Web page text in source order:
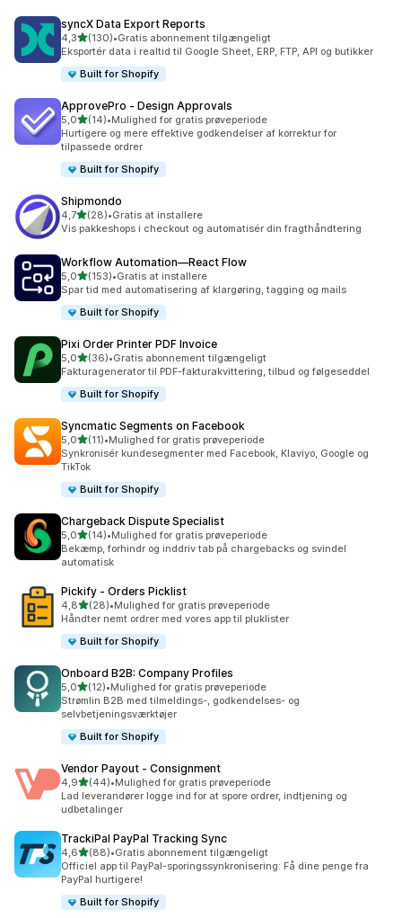
syncX Data Export Reports
4,3ud af 5 stjerner
(130)
130 anmeldelser i alt
•Gratis abonnement tilgængeligt
Eksportér data i realtid til Google Sheet, ERP, FTP, API og butikker
Built for Shopify
ApprovePro ‑ Design Approvals
5,0ud af 5 stjerner
(14)
14 anmeldelser i alt
•Mulighed for gratis prøveperiode
Hurtigere og mere effektive godkendelser af korrektur for
tilpassede ordrer
Built for Shopify
Shipmondo
4,7ud af 5 stjerner
(28)
28 anmeldelser i alt
•Gratis at installere
Vis pakkeshops i checkout og automatisér din fragthåndtering
Workflow Automation—React Flow
5,0ud af 5 stjerner
(153)
153 anmeldelser i alt
•Gratis at installere
Spar tid med automatisering af klargøring, tagging og mails
Built for Shopify
Pixi Order Printer PDF Invoice
5,0ud af 5 stjerner
(36)
36 anmeldelser i alt
•Gratis abonnement tilgængeligt
Fakturagenerator til PDF-fakturakvittering, tilbud og følgeseddel
Built for Shopify
Syncmatic Segments on Facebook
5,0ud af 5 stjerner
(11)
11 anmeldelser i alt
•Mulighed for gratis prøveperiode
Synkronisér kundesegmenter med Facebook, Klaviyo, Google og
TikTok
Built for Shopify
Chargeback Dispute Specialist
5,0ud af 5 stjerner
(14)
14 anmeldelser i alt
•Mulighed for gratis prøveperiode
Bekæmp, forhindr og inddriv tab på chargebacks og svindel
automatisk
Pickify ‑ Orders Picklist
4,8ud af 5 stjerner
(28)
28 anmeldelser i alt
•Mulighed for gratis prøveperiode
Håndter nemt ordrer med vores app til pluklister
Built for Shopify
Onboard B2B: Company Profiles
5,0ud af 5 stjerner
(12)
12 anmeldelser i alt
•Mulighed for gratis prøveperiode
Strømlin B2B med tilmeldings-, godkendelses- og
selvbetjeningsværktøjer
Built for Shopify
Vendor Payout ‑ Consignment
4,9ud af 5 stjerner
(44)
44 anmeldelser i alt
•Mulighed for gratis prøveperiode
Lad leverandører logge ind for at spore ordrer, indtjening og
udbetalinger
TrackiPal PayPal Tracking Sync
4,6ud af 5 stjerner
(88)
88 anmeldelser i alt
•Gratis abonnement tilgængeligt
Officiel app til PayPal-sporingssynkronisering: Få dine penge fra
PayPal hurtigere!
Built for Shopify